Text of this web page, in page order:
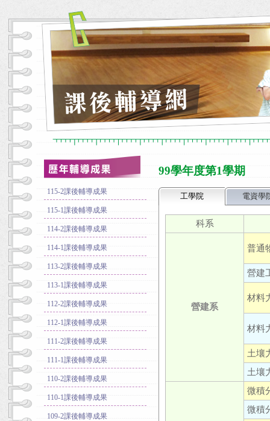
115-2課後輔導成果
115-1課後輔導成果
114-2課後輔導成果
114-1課後輔導成果
113-2課後輔導成果
113-1課後輔導成果
112-2課後輔導成果
112-1課後輔導成果
111-2課後輔導成果
111-1課後輔導成果
110-2課後輔導成果
110-1課後輔導成果
109-2課後輔導成果
99學年度第1學期
工學院 電資學
科系
營建系
普通
營建
材料
材料
土壤
土壤
微積
微積